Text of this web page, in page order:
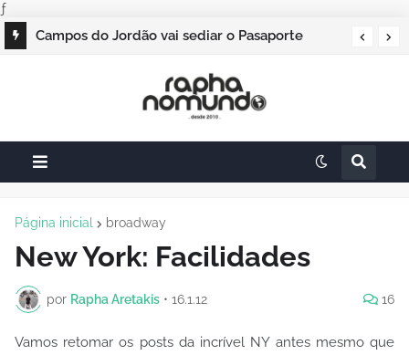
ƒ
Campos do Jordão vai sediar o Pasaporte
Página inicial broadway
New York: Facilidades
por Rapha Aretakis • 16.1.12 16
Vamos retomar os posts da incrível NY antes mesmo que